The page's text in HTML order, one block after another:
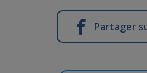
Partager